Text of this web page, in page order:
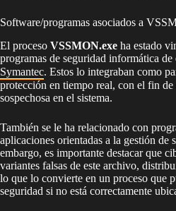
Software/programas asociados a
El proceso VSSMON.exe ha estado
programas de seguridad informática de
Symantec. Estos lo integraban como
protección en tiempo real, con el fin
sospechosa en el sistema.
También se le ha relacionado con
aplicaciones orientadas a la gestión de
embargo, es importante destacar que
variantes falsas de este archivo,
lo que lo convierte en un proceso que
seguridad si no está correctamente